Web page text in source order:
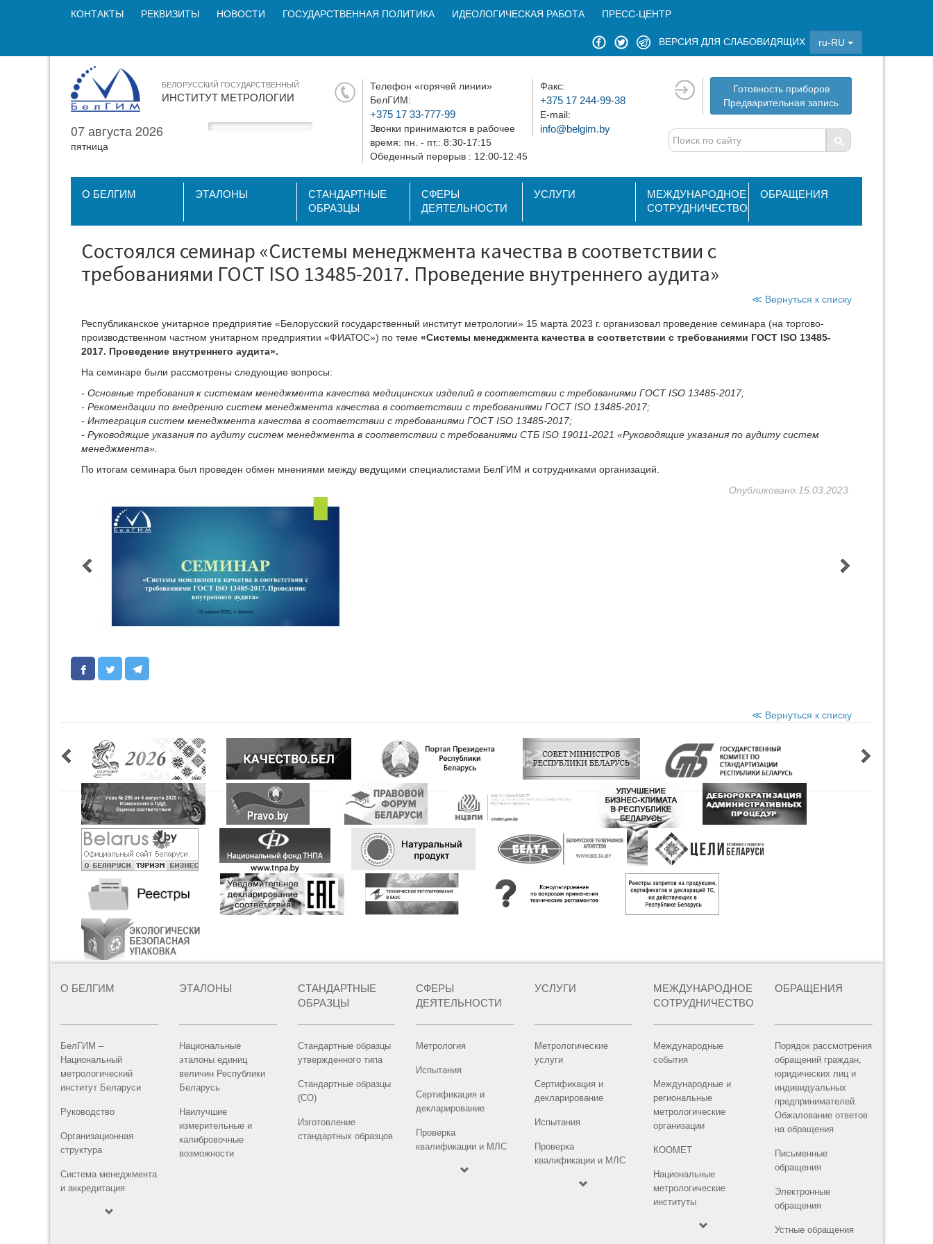
КОНТАКТЫ РЕКВИЗИТЫ НОВОСТИ ГОСУДАРСТВЕННАЯ ПОЛИТИКА ИДЕОЛОГИЧЕСКАЯ РАБОТА ПРЕСС-ЦЕНТР
ВЕРСИЯ ДЛЯ СЛАБОВИДЯЩИХ ru-RU
БЕЛОРУССКИЙ ГОСУДАРСТВЕННЫЙ
ИНСТИТУТ МЕТРОЛОГИИ
07 августа 2026
пятница
Телефон «горячей линии»
БелГИМ:
+375 17 33-777-99
Звонки принимаются в рабочее
время: пн. - пт.: 8:30-17:15
Обеденный перерыв : 12:00-12:45
Факс:
+375 17 244-99-38
E-mail:
info@belgim.by
Готовность приборов
Предварительная запись
О БЕЛГИМ ЭТАЛОНЫ
СТАНДАРТНЫЕ
ОБРАЗЦЫ
СФЕРЫ
ДЕЯТЕЛЬНОСТИ
УСЛУГИ
МЕЖДУНАРОДНОЕ
СОТРУДНИЧЕСТВО
ОБРАЩЕНИЯ
Состоялся семинар «Системы менеджмента качества в соответствии с
требованиями ГОСТ ISO 13485-2017. Проведение внутреннего аудита»
≪ Вернуться к списку
Республиканское унитарное предприятие «Белорусский государственный институт метрологии» 15 марта 2023 г. организовал проведение семинара (на торгово-
производственном частном унитарном предприятии «ФИАТОС») по теме «Системы менеджмента качества в соответствии с требованиями ГОСТ ISO 13485-
2017. Проведение внутреннего аудита».
На семинаре были рассмотрены следующие вопросы:
- Основные требования к системам менеджмента качества медицинских изделий в соответствии с требованиями ГОСТ ISO 13485-2017;
- Рекомендации по внедрению систем менеджмента качества в соответствии с требованиями ГОСТ ISO 13485-2017;
- Интеграция систем менеджмента качества в соответствии с требованиями ГОСТ ISO 13485-2017;
- Руководящие указания по аудиту систем менеджмента в соответствии с требованиями СТБ ISO 19011-2021 «Руководящие указания по аудиту систем
менеджмента».
По итогам семинара был проведен обмен мнениями между ведущими специалистами БелГИМ и сотрудниками организаций.
Опубликовано:15.03.2023
≪ Вернуться к списку
О БЕЛГИМ
БелГИМ –
Национальный
метрологический
институт Беларуси
Руководство
Организационная
структура
Система менеджмента
и аккредитация
ЭТАЛОНЫ
Национальные
эталоны единиц
величин Республики
Беларусь
Наилучшие
измерительные и
калибровочные
возможности
СТАНДАРТНЫЕ
ОБРАЗЦЫ
Стандартные образцы
утвержденного типа
Стандартные образцы
(СО)
Изготовление
стандартных образцов
СФЕРЫ
ДЕЯТЕЛЬНОСТИ
Метрология
Испытания
Сертификация и
декларирование
Проверка
квалификации и МЛС
УСЛУГИ
Метрологические
услуги
Сертификация и
декларирование
Испытания
Проверка
квалификации и МЛС
МЕЖДУНАРОДНОЕ
СОТРУДНИЧЕСТВО
Международные
события
Международные и
региональные
метрологические
организации
КООМЕТ
Национальные
метрологические
институты
ОБРАЩЕНИЯ
Порядок рассмотрения
обращений граждан,
юридических лиц и
индивидуальных
предпринимателей.
Обжалование ответов
на обращения
Письменные
обращения
Электронные
обращения
Устные обращения